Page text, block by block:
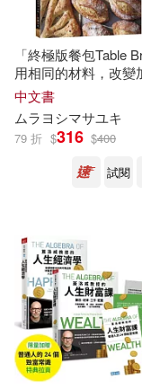
愛拼益智產品
李秀艷(12)
環球卓越醫
約翰．哈威(12)
繽紛外語編輯
親子天下(12)
華東理工大學
エンスカイ
中國友誼出版
心靈工坊(67)
ホビーストッ
上海人民美術
「終極版餐包Table
用相同的材料，改變
50%~90%，小圓麵包
佛卡夏、洛斯提克…
的必學餐包都能輕鬆
中文書
ムラヨシマサユキ
79 折 $316 $400
試閱